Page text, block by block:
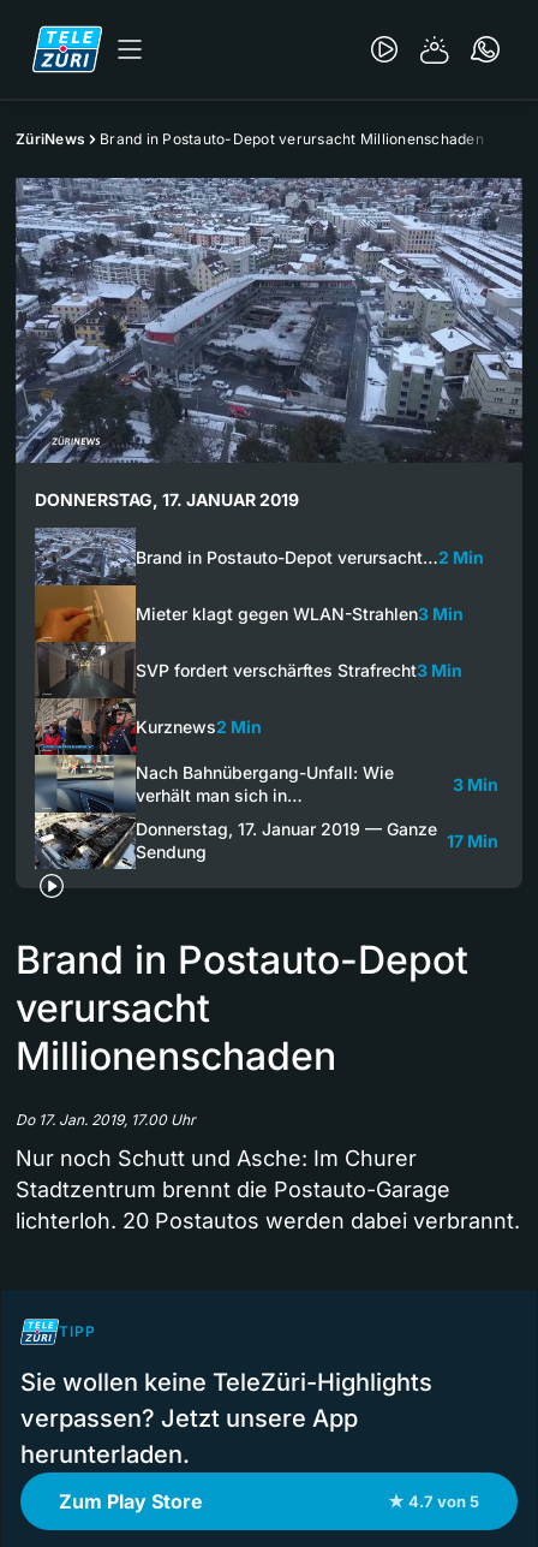
ZüriNews Brand in Postauto-Depot verursacht Millionenschaden
DONNERSTAG, 17. JANUAR 2019
Brand in Postauto-Depot verursacht…2 Min
Mieter klagt gegen WLAN-Strahlen3 Min
SVP fordert verschärftes Strafrecht3 Min
Kurznews2 Min
Nach Bahnübergang-Unfall: Wie
verhält man sich in…
3 Min
Donnerstag, 17. Januar 2019 — Ganze
Sendung
17 Min
Brand in Postauto-Depot
verursacht
Millionenschaden
Do 17. Jan. 2019, 17.00 Uhr
Nur noch Schutt und Asche: Im Churer
Stadtzentrum brennt die Postauto-Garage
lichterloh. 20 Postautos werden dabei verbrannt.
TIPP
Sie wollen keine TeleZüri-Highlights
verpassen? Jetzt unsere App
herunterladen.
Zum Play Store ★ 4.7 von 5